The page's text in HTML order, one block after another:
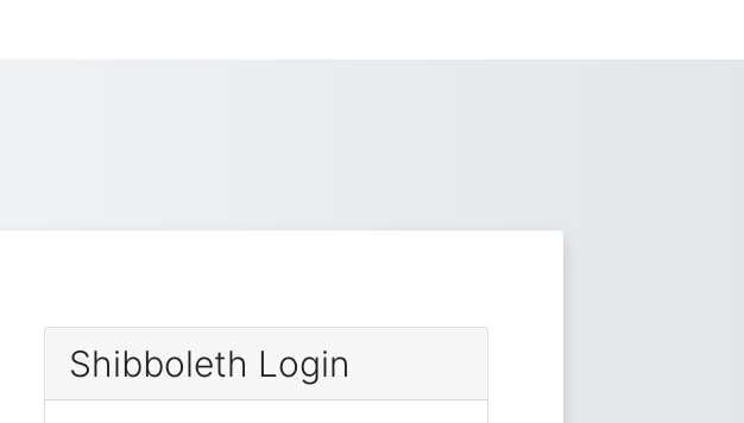
Shibboleth Login